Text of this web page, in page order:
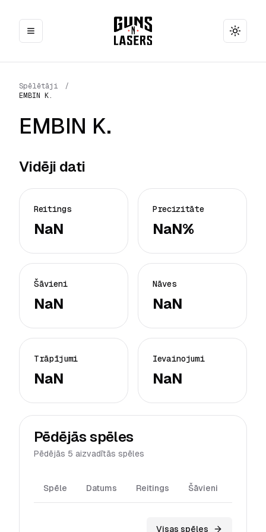
Toggle
Spēlētāji
/
EMBIN K.
EMBIN K.
Vidēji dati
Reitings
NaN
Precizitāte
NaN%
Šāvieni
NaN
Nāves
NaN
Trāpījumi
NaN
Ievainojumi
NaN
Pēdējās spēles
Pēdējās 5 aizvadītās spēles
Spēle Datums Reitings Šāvieni
Visas spēles